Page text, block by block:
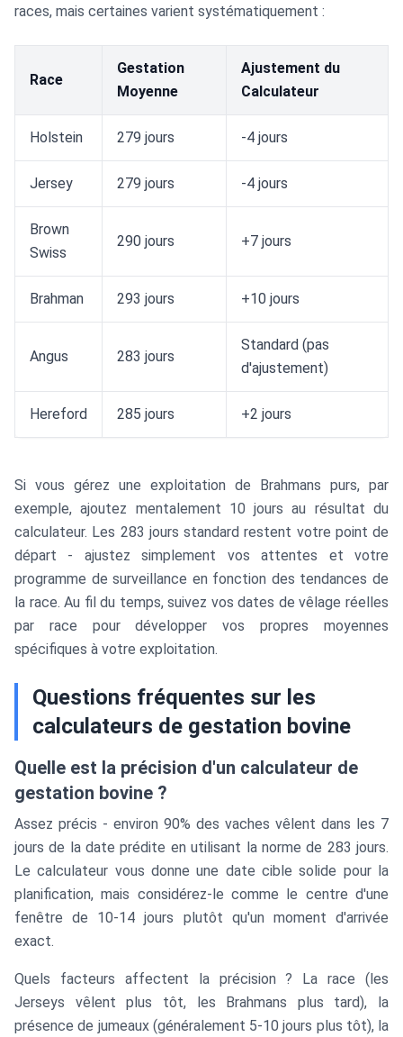
races, mais certaines varient systématiquement :
Race
Gestation
Moyenne
Ajustement du
Calculateur
Holstein 279 jours -4 jours
Jersey 279 jours -4 jours
Brown
Swiss
290 jours +7 jours
Brahman 293 jours +10 jours
Angus 283 jours
Standard (pas
d'ajustement)
Hereford 285 jours +2 jours
Si vous gérez une exploitation de Brahmans purs, par
exemple, ajoutez mentalement 10 jours au résultat du
calculateur. Les 283 jours standard restent votre point de
départ - ajustez simplement vos attentes et votre
programme de surveillance en fonction des tendances de
la race. Au fil du temps, suivez vos dates de vêlage réelles
par race pour développer vos propres moyennes
spécifiques à votre exploitation.
Questions fréquentes sur les
calculateurs de gestation bovine
Quelle est la précision d'un calculateur de
gestation bovine ?
Assez précis - environ 90% des vaches vêlent dans les 7
jours de la date prédite en utilisant la norme de 283 jours.
Le calculateur vous donne une date cible solide pour la
planification, mais considérez-le comme le centre d'une
fenêtre de 10-14 jours plutôt qu'un moment d'arrivée
exact.
Quels facteurs affectent la précision ? La race (les
Jerseys vêlent plus tôt, les Brahmans plus tard), la
présence de jumeaux (généralement 5-10 jours plus tôt), la